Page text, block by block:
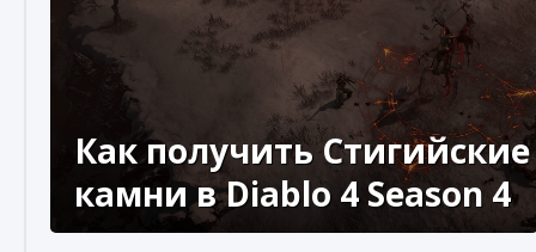
Как создавать предметы в Creatures of Ava
9 августа 2024 1 266 0 0
Как получить Стигийские
камни в Diablo 4 Season 4